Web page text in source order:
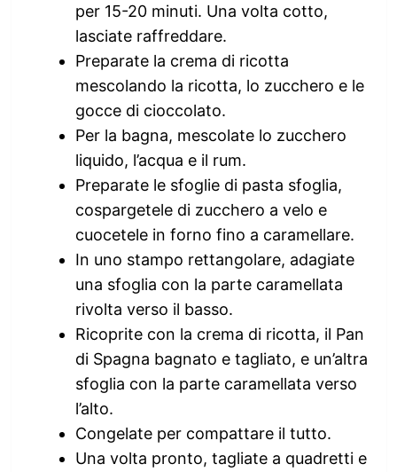
per 15-20 minuti. Una volta cotto,
lasciate raffreddare.
Preparate la crema di ricotta
mescolando la ricotta, lo zucchero e le
gocce di cioccolato.
Per la bagna, mescolate lo zucchero
liquido, l’acqua e il rum.
Preparate le sfoglie di pasta sfoglia,
cospargetele di zucchero a velo e
cuocetele in forno fino a caramellare.
In uno stampo rettangolare, adagiate
una sfoglia con la parte caramellata
rivolta verso il basso.
Ricoprite con la crema di ricotta, il Pan
di Spagna bagnato e tagliato, e un’altra
sfoglia con la parte caramellata verso
l’alto.
Congelate per compattare il tutto.
Una volta pronto, tagliate a quadretti e